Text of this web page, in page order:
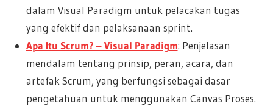
dalam Visual Paradigm untuk pelacakan tugas
yang efektif dan pelaksanaan sprint.
Apa Itu Scrum? – Visual Paradigm: Penjelasan
mendalam tentang prinsip, peran, acara, dan
artefak Scrum, yang berfungsi sebagai dasar
pengetahuan untuk menggunakan Canvas Proses.